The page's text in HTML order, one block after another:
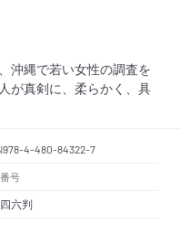
沖縄で若い女性の調査を
が真剣に、柔らかく、具
978-4-480-84322-7
号
四六判